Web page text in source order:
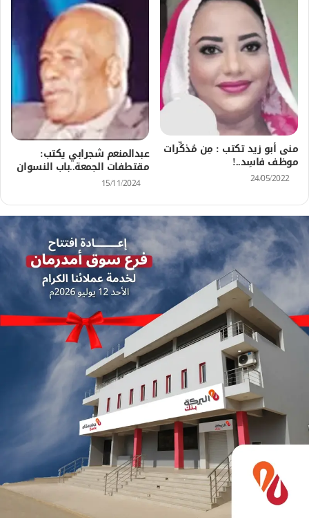
منى أبو زيد تكتب : مِن مُذكِّرات
موظف فاسِد..!
24/05/2022
عبدالمنعم شجرابي يكتب:
مقتطفات الجمعة..باب النسوان
15/11/2024